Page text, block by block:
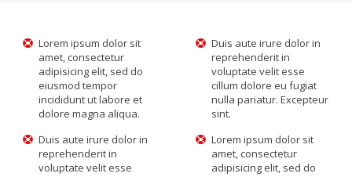
Lorem ipsum dolor sit
amet, consectetur
adipisicing elit, sed do
eiusmod tempor
incididunt ut labore et
dolore magna aliqua.
Duis aute irure dolor in
reprehenderit in
voluptate velit esse
cillum dolore eu fugiat
nulla pariatur. Excepteur
sint.
Duis aute irure dolor in
reprehenderit in
voluptate velit esse
Lorem ipsum dolor sit
amet, consectetur
adipisicing elit, sed do